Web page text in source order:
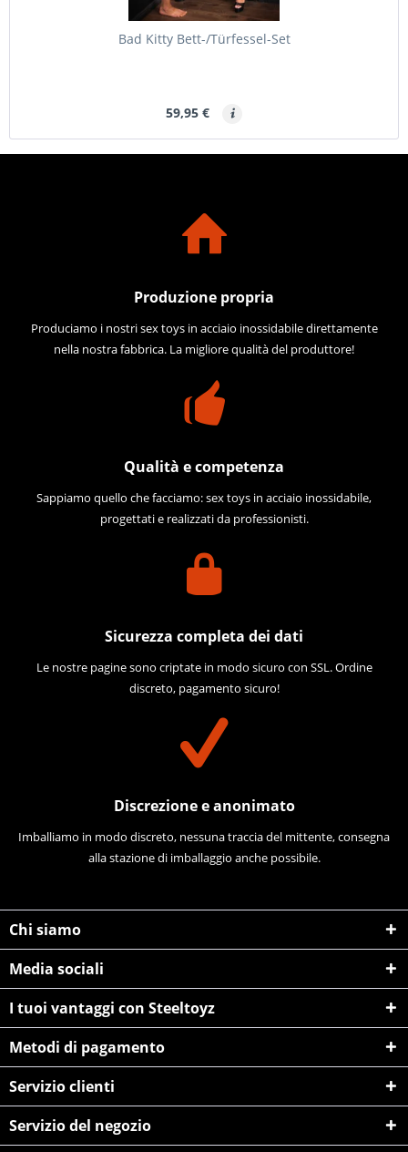
Bad Kitty Bett-/Türfessel-Set
59,95 €
Produzione propria
Produciamo i nostri sex toys in acciaio inossidabile direttamente
nella nostra fabbrica. La migliore qualità del produttore!
Qualità e competenza
Sappiamo quello che facciamo: sex toys in acciaio inossidabile,
progettati e realizzati da professionisti.
Sicurezza completa dei dati
Le nostre pagine sono criptate in modo sicuro con SSL. Ordine
discreto, pagamento sicuro!
Discrezione e anonimato
Imballiamo in modo discreto, nessuna traccia del mittente, consegna
alla stazione di imballaggio anche possibile.
Chi siamo
Media sociali
I tuoi vantaggi con Steeltoyz
Metodi di pagamento
Servizio clienti
Servizio del negozio